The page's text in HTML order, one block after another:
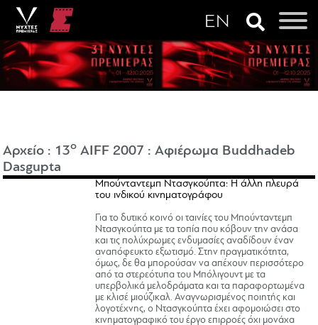
Αρχείο : 13o AIFF 2007 :Αφιέρωμα Buddhadeb
Dasgupta
Μπούνταντεμπ Ντασγκούπτα: Η άλλη πλευρά
του ινδικού κινηματογράφου
Για το δυτικό κοινό οι ταινίες του Μπούνταντεμπ
Ντασγκούπτα με τα τοπία που κόβουν την ανάσα
και τις πολύχρωμες ενδυμασίες αναδίδουν έναν
αναπόφευκτο εξωτισμό. Στην πραγματικότητα,
όμως, δε θα μπορούσαν να απέχουν περισσότερο
από τα στερεότυπα του Μπόλιγουντ με τα
υπερβολικά μελοδράματα και τα παραφορτωμένα
με κλισέ μιούζικαλ. Αναγνωρισμένος ποιητής και
λογοτέχνης, ο Ντασγκούπτα έχει αφομοιώσει στο
κινηματογραφικό του έργο επιρροές όχι μονάχα